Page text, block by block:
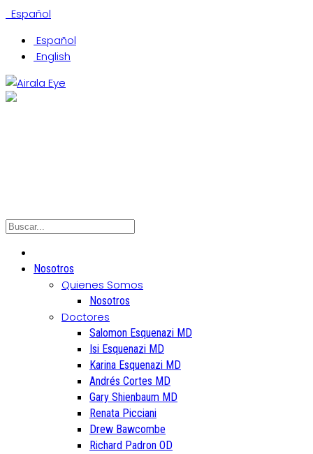
Español
Español
English
Nosotros
Quienes Somos
Nosotros
Doctores
Salomon Esquenazi MD
Isi Esquenazi MD
Karina Esquenazi MD
Andrés Cortes MD
Gary Shienbaum MD
Renata Picciani
Drew Bawcombe
Richard Padron OD